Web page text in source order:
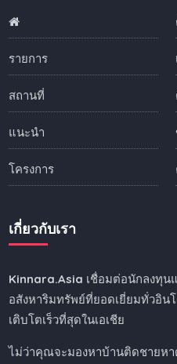
รายการ
สถานที่
แนะนำ
โครงการ
เกี่ยวกับเรา
Kinnara.Asia เชื่อมต่อนักลงทุน
อสังหาริมทรัพย์ที่ยอดเยี่ยมทั่วอิน
เติบโตเร็วที่สุดในเอเชีย
ไม่ว่าคุณจะมองหาบ้านติดชายหา